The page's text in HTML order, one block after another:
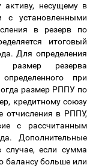
несущему в
с установленными
в резерв по
итоговый
Для определения
размер резерва
при
размер РППУ по
кредитному союзу
отчисления в РППУ,
с рассчитанным
Дополнительные
если сумма
балансу больше или